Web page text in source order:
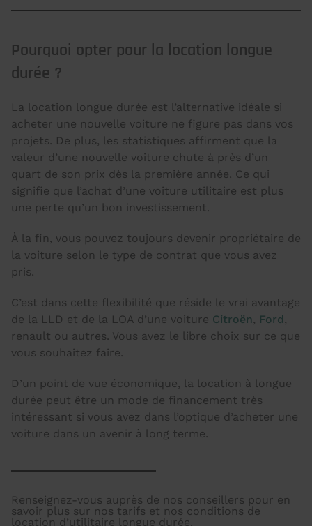
Pourquoi opter pour la location longue
durée ?
La location longue durée est l’alternative idéale si
acheter une nouvelle voiture ne figure pas dans vos
projets. De plus, les statistiques affirment que la
valeur d’une nouvelle voiture chute à près d’un
quart de son prix dès la première année. Ce qui
signifie que l’achat d’une voiture utilitaire est plus
une perte qu’un bon investissement.
À la fin, vous pouvez toujours devenir propriétaire de
la voiture selon le type de contrat que vous avez
pris.
C’est dans cette flexibilité que réside le vrai avantage
de la LLD et de la LOA d’une voiture Citroën, Ford,
renault ou autres. Vous avez le libre choix sur ce que
vous souhaitez faire.
D’un point de vue économique, la location à longue
durée peut être un mode de financement très
intéressant si vous avez dans l’optique d’acheter une
voiture dans un avenir à long terme.
Renseignez-vous auprès de nos conseillers pour en
savoir plus sur nos tarifs et nos conditions de
location d’utilitaire longue durée.